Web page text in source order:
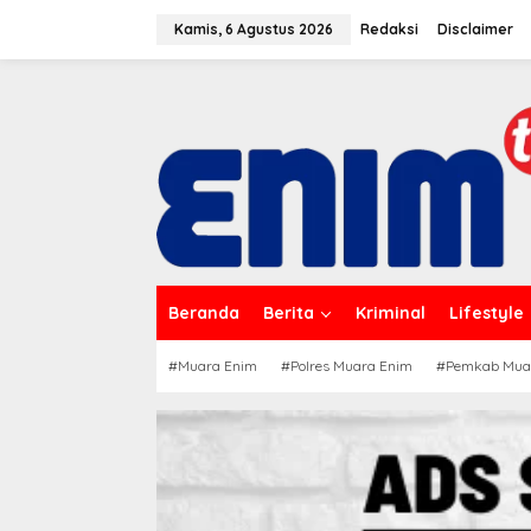
Kamis, 6 Agustus 2026 Redaksi Disclaimer
Beranda Berita Kriminal Lifestyle
#Muara Enim #Polres Muara Enim #Pemkab